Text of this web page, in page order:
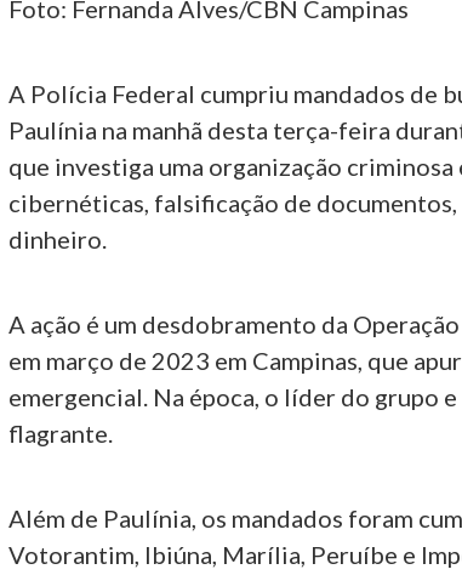
Foto: Fernanda Alves/CBN Campinas
A Polícia Federal cumpriu mandados de
Paulínia na manhã desta terça-feira
que investiga uma organização
cibernéticas, falsificação de
dinheiro.
A ação é um desdobramento da
em março de 2023 em Campinas, que
emergencial. Na época, o líder do grupo
flagrante.
Além de Paulínia, os mandados foram
Votorantim, Ibiúna, Marília, Peruíbe e